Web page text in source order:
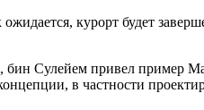
курорт будет
бин Сулейем привел пример
в частности